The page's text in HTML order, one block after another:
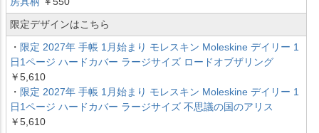
限定デザインはこちら
・ 限定 2027年 手帳 1月始まり モレスキン Moleskine デイリー 1
日1ページ ハードカバー ラージサイズ ロードオブザリング
￥5,610
・ 限定 2027年 手帳 1月始まり モレスキン Moleskine デイリー 1
日1ページ ハードカバー ラージサイズ 不思議の国のアリス
￥5,610